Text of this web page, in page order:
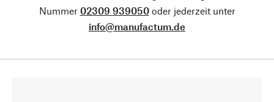
Nummer 02309 939050oder jederzeit unter
info@manufactum.de